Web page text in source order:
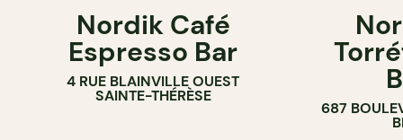
Nordik Café
Espresso Bar
4 RUE BLAINVILLE OUEST
SAINTE-THÉRÈSE
687